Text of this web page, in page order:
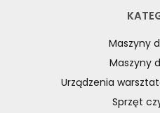
Maszyny
Maszyny
Urządzenia
Sprzęt